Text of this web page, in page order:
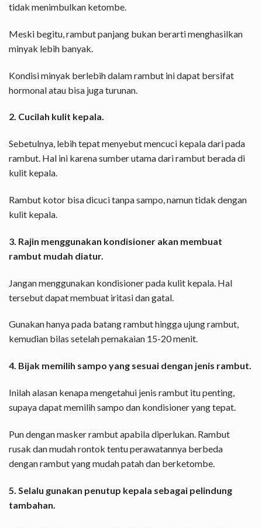
tidak menimbulkan ketombe.
Meski begitu, rambut panjang bukan berarti menghasilkan
minyak lebih banyak.
Kondisi minyak berlebih dalam rambut ini dapat bersifat
hormonal atau bisa juga turunan.
2. Cucilah kulit kepala.
Sebetulnya, lebih tepat menyebut mencuci kepala dari pada
rambut. Hal ini karena sumber utama dari rambut berada di
kulit kepala.
Rambut kotor bisa dicuci tanpa sampo, namun tidak dengan
kulit kepala.
3. Rajin menggunakan kondisioner akan membuat
rambut mudah diatur.
Jangan menggunakan kondisioner pada kulit kepala. Hal
tersebut dapat membuat iritasi dan gatal.
Gunakan hanya pada batang rambut hingga ujung rambut,
kemudian bilas setelah pemakaian 15-20 menit.
4. Bijak memilih sampo yang sesuai dengan jenis rambut.
Inilah alasan kenapa mengetahui jenis rambut itu penting,
supaya dapat memilih sampo dan kondisioner yang tepat.
Pun dengan masker rambut apabila diperlukan. Rambut
rusak dan mudah rontok tentu perawatannya berbeda
dengan rambut yang mudah patah dan berketombe.
5. Selalu gunakan penutup kepala sebagai pelindung
tambahan.